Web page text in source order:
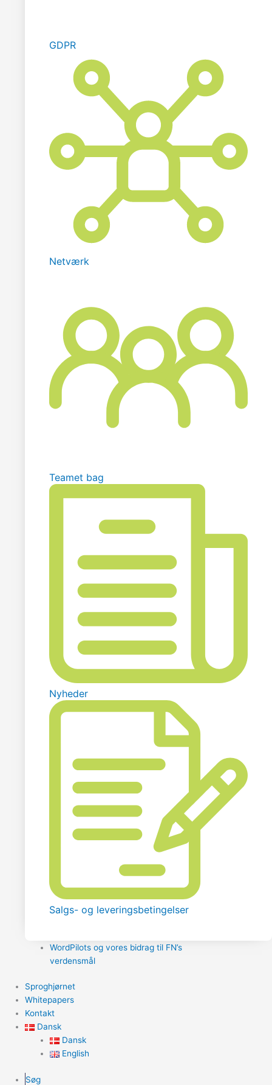
GDPR
Netværk
Teamet bag
Nyheder
Salgs- og leveringsbetingelser
WordPilots og vores bidrag til FN’s
verdensmål
Sproghjørnet
Whitepapers
Kontakt
Dansk
Dansk
English
Søg